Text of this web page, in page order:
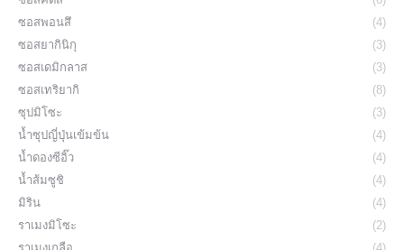
ซอสพอนสึ
(4)
ซอสยากินิกุ
(3)
ซอสเดมิกลาส
(3)
ซอสเทริยากิ
(8)
ซุปมิโซะ
(3)
น้ำซุปญี่ปุ่นเข้มข้น
(4)
น้ำดองซีอิ๊ว
(4)
น้ำส้มซูชิ
(4)
มิริน
(4)
ราเมงมิโซะ
(2)